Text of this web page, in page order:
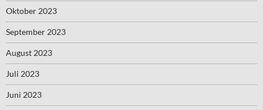
Oktober 2023
September 2023
August 2023
Juli 2023
Juni 2023